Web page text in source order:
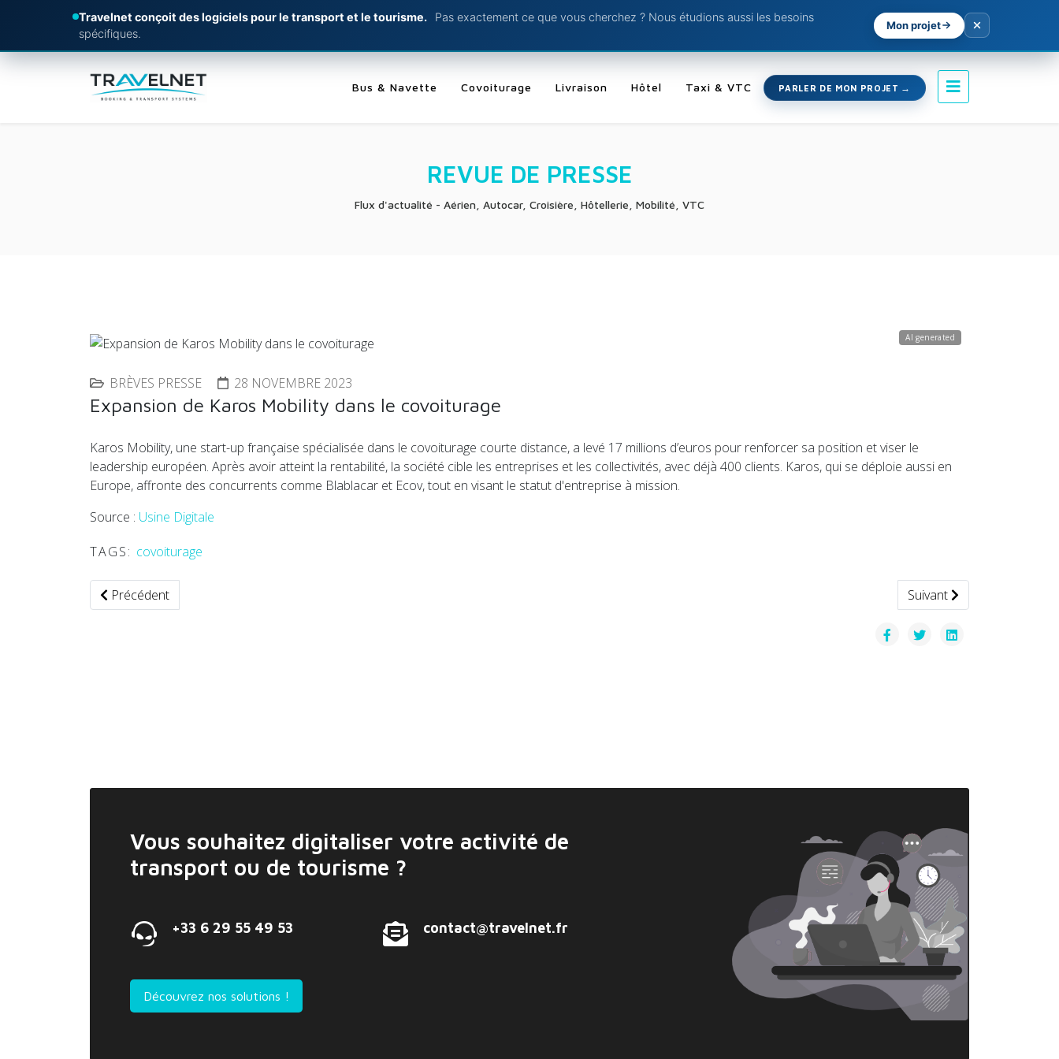
Travelnet conçoit des logiciels pour le transport et le tourisme.
Pas exactement ce que vous cherchez ? Nous étudions aussi les besoins
spécifiques.
Mon projet
Bus & Navette Covoiturage Livraison Hôtel Taxi & VTC PARLER DE MON PROJET
REVUE DE PRESSE
Flux d'actualité - Aérien, Autocar, Croisière, Hôtellerie, Mobilité, VTC
AI generated
BRÈVES PRESSE 28 NOVEMBRE 2023
Expansion de Karos Mobility dans le covoiturage
Karos Mobility, une start-up française spécialisée dans le covoiturage courte distance, a levé 17 millions d’euros pour renforcer sa position et viser le
leadership européen. Après avoir atteint la rentabilité, la société cible les entreprises et les collectivités, avec déjà 400 clients. Karos, qui se déploie aussi en
Europe, affronte des concurrents comme Blablacar et Ecov, tout en visant le statut d'entreprise à mission.
Source : Usine Digitale
TAGS: covoiturage
Article précédent : Uber s'associe aux taxis noirs de Londres
Précédent Article suivant :
Suivant
Vous souhaitez digitaliser votre activité de
transport ou de tourisme ?
+33 6 29 55 49 53 contact@travelnet.fr
Découvrez nos solutions !